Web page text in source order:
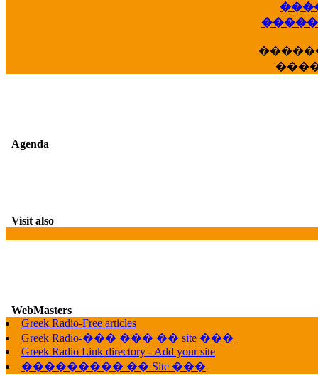
Agenda
Visit also
WebMasters
Greek Radio-Free articles
Greek Radio-��� ��� �� site ���
Greek Radio Link directory - Add your site
��������� �� Site ���